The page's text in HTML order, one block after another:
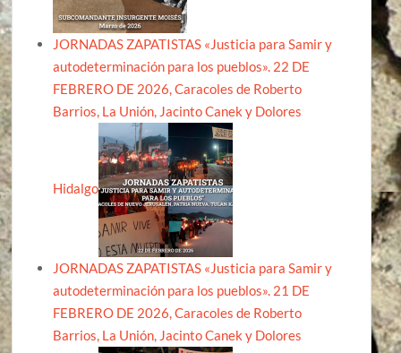
JORNADAS ZAPATISTAS «Justicia para Samir y
autodeterminación para los pueblos». 22 DE
FEBRERO DE 2026, Caracoles de Roberto
Barrios, La Unión, Jacinto Canek y Dolores
Hidalgo
JORNADAS ZAPATISTAS «Justicia para Samir y
autodeterminación para los pueblos». 21 DE
FEBRERO DE 2026, Caracoles de Roberto
Barrios, La Unión, Jacinto Canek y Dolores